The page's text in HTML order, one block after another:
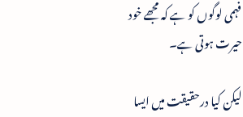
فہمی لوگوں کو ہے کہ مجھے خود
حیرت ہوتی ہے۔
لیکن کیا درحقیقت میں ایسا